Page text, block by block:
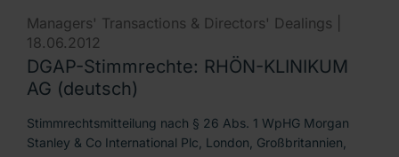
Managers' Transactions & Directors' Dealings |
18.06.2012
DGAP-Stimmrechte: RHÖN-KLINIKUM
AG (deutsch)
Stimmrechtsmitteilung nach § 26 Abs. 1 WpHG Morgan
Stanley & Co International Plc, London, Großbritannien,